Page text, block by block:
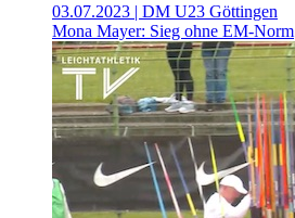
03.07.2023 | DM U23 Göttingen
Mona Mayer: Sieg ohne EM-Norm